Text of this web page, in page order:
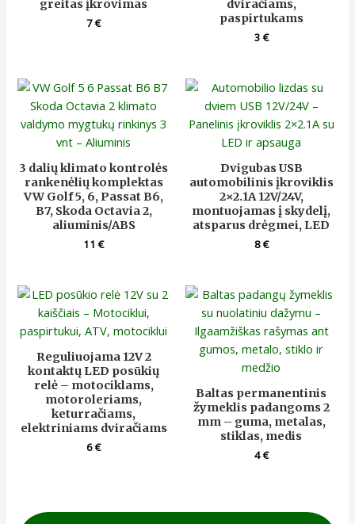
greitas įkrovimas
7€
dviračiams,
paspirtukams
3€
3 dalių klimato kontrolės
rankenėlių komplektas
VW Golf 5, 6, Passat B6,
B7, Skoda Octavia 2,
aliuminis/ABS
11€
Dvigubas USB
automobilinis įkroviklis
2×2.1A 12V/24V,
montuojamas į skydelį,
atsparus drėgmei, LED
8€
Reguliuojama 12V 2
kontaktų LED posūkių
relė – motociklams,
motoroleriams,
keturračiams,
elektriniams dviračiams
6€
Baltas permanentinis
žymeklis padangoms 2
mm – guma, metalas,
stiklas, medis
4€